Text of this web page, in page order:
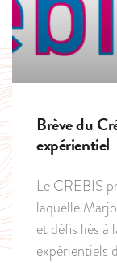
Brève du
expérientiel
Le CREBIS
laquelle
et défis liés à
expérientiels